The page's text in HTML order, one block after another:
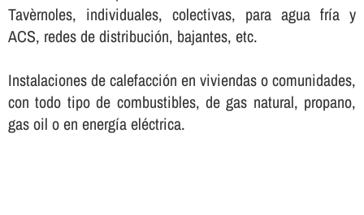
Tavèrnoles, individuales, colectivas, para agua frí­a y
ACS, redes de distribución, bajantes, etc.
Instalaciones de calefacción en viviendas o comunidades,
con todo tipo de combustibles, de gas natural, propano,
gas oil o en energí­a eléctrica.